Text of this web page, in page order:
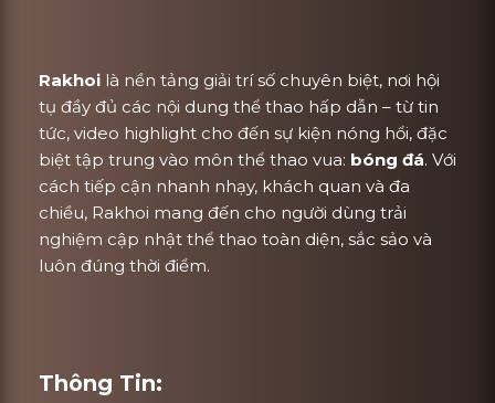
Rakhoi là nền tảng giải trí số chuyên biệt, nơi hội
tụ đầy đủ các nội dung thể thao hấp dẫn – từ tin
tức, video highlight cho đến sự kiện nóng hổi, đặc
biệt tập trung vào môn thể thao vua: bóng đá. Với
cách tiếp cận nhanh nhạy, khách quan và đa
chiều, Rakhoi mang đến cho người dùng trải
nghiệm cập nhật thể thao toàn diện, sắc sảo và
luôn đúng thời điểm.
Thông Tin: